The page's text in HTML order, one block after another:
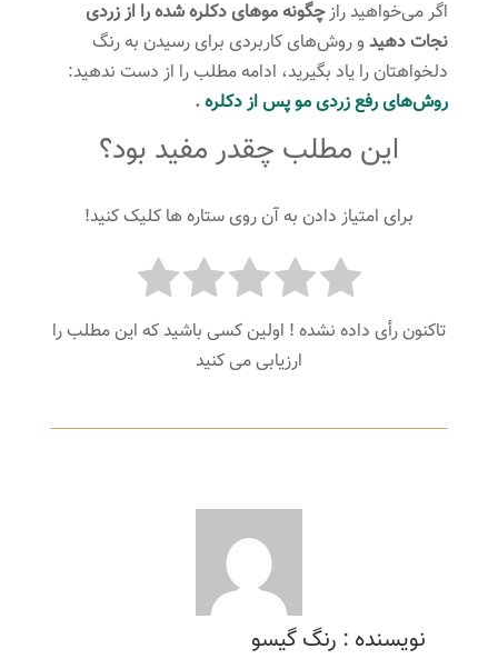
اگر می‌خواهید رازچگونه موهای دکلره شده را از زردی
نجات دهیدو روش‌های کاربردی برای رسیدن به رنگ
دلخواهتان را یاد بگیرید، ادامه مطلب را از دست ندهید:
روش‌های رفع زردی مو پس از دکلره.
این مطلب چقدر مفید بود؟
برای امتیاز دادن به آن روی ستاره ها کلیک کنید!
تاکنون رأی داده نشده ! اولین کسی باشید که این مطلب را
ارزیابی می کنید
نویسنده : رنگ گیسو